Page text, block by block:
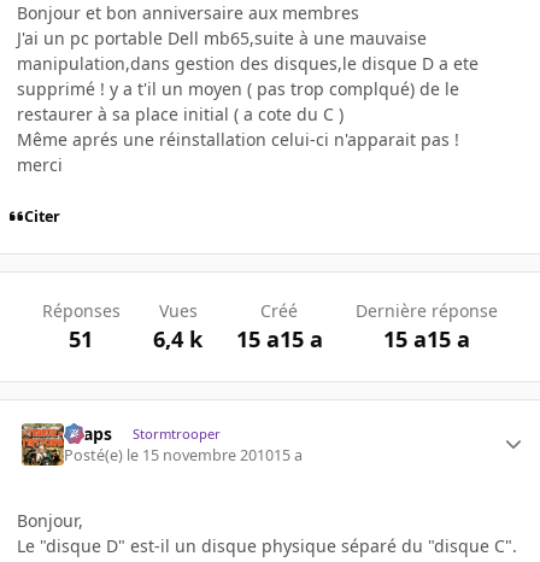
Bonjour et bon anniversaire aux membres
J'ai un pc portable Dell mb65,suite à une mauvaise
manipulation,dans gestion des disques,le disque D a ete
supprimé ! y a t'il un moyen ( pas trop complqué) de le
restaurer à sa place initial ( a cote du C )
Même aprés une réinstallation celui-ci n'apparait pas !
merci
Citer
Réponses
51
Vues
6,4 k
Créé
15 a15 a
Dernière réponse
15 a15 a
chaps Stormtrooper
Posté(e) le 15 novembre 201015 a
Bonjour,
Le "disque D" est-il un disque physique séparé du "disque C".